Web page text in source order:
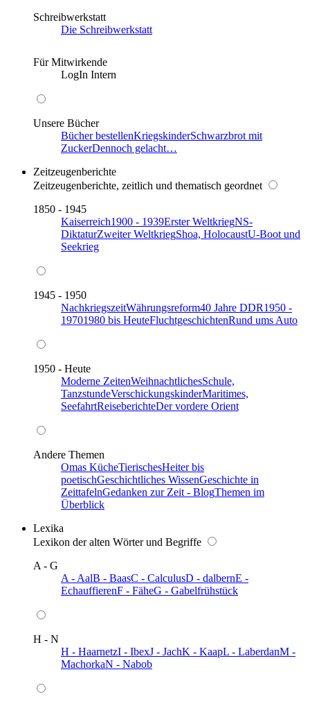
Schreibwerkstatt
Die Schreibwerkstatt
Für Mitwirkende
LogIn Intern
Unsere Bücher
Bücher bestellenKriegskinderSchwarzbrot mit
ZuckerDennoch gelacht…
Zeitzeugenberichte
Zeitzeugenberichte, zeitlich und thematisch geordnet
1850 - 1945
Kaiserreich1900 - 1939Erster WeltkriegNS-
DiktaturZweiter WeltkriegShoa, HolocaustU-Boot und
Seekrieg
1945 - 1950
NachkriegszeitWährungsreform40 Jahre DDR1950 -
19701980 bis HeuteFluchtgeschichtenRund ums Auto
1950 - Heute
Moderne ZeitenWeihnachtlichesSchule,
TanzstundeVerschickungskinderMaritimes,
SeefahrtReiseberichteDer vordere Orient
Andere Themen
Omas KücheTierischesHeiter bis
poetischGeschichtliches WissenGeschichte in
ZeittafelnGedanken zur Zeit - BlogThemen im
Überblick
Lexika
Lexikon der alten Wörter und Begriffe
A - G
A - AalB - BaasC - CalculusD - dalbernE -
EchauffierenF - FäheG - Gabelfrühstück
H - N
H - HaarnetzI - IbexJ - JachK - KaapL - LaberdanM -
MachorkaN - Nabob